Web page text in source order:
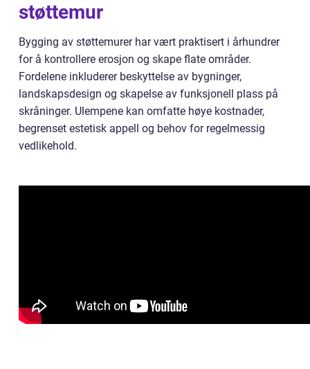
støttemur
Bygging av støttemurer har vært praktisert i århundrer
for å kontrollere erosjon og skape flate områder.
Fordelene inkluderer beskyttelse av bygninger,
landskapsdesign og skapelse av funksjonell plass på
skråninger. Ulempene kan omfatte høye kostnader,
begrenset estetisk appell og behov for regelmessig
vedlikehold.